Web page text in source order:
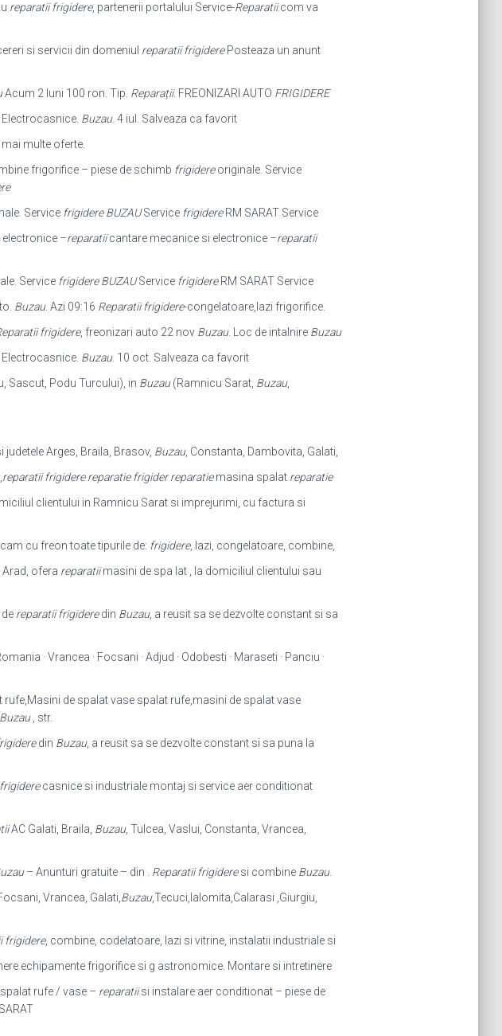
reparatii frigidere, partenerii portalului Service-Reparatii.com va
si servicii din domeniul reparatii frigiderePosteaza un anunt
Acum 2 luni 100 ron. Tip. Reparații. FREONIZARI AUTO FRIGIDERE
Buzau. 4 iul. Salveaza ca favorit
multe oferte.
frigorifice – piese de schimb frigidereoriginale. Service
Service frigidere BUZAUService frigidereRM SARAT Service
–reparatiicantare mecanice si electronice –reparatii
Service frigidere BUZAUService frigidereRM SARAT Service
Buzau. Azi 09:16 Reparatii frigidere-congelatoare,lazi frigorifice.
frigidere, freonizari auto 22 nov Buzau. Loc de intalnire Buzau
Buzau. 10 oct. Salveaza ca favorit
Sascut, Podu Turcului), in Buzau(Ramnicu Sarat, Buzau,
judetele Arges, Braila, Brasov, Buzau, Constanta, Dambovita, Galati,
reparatii frigidere reparatie frigider reparatiemasina spalat reparatie
clientului in Ramnicu Sarat si imprejurimi, cu factura si
cu freon toate tipurile de: frigidere, lazi, congelatoare, combine,
ofera reparatiimasini de spa lat , la domiciliul clientului sau
reparatii frigideredin Buzau, a reusit sa se dezvolte constant si sa
· Vrancea · Focsani · Adjud · Odobesti · Maraseti · Panciu ·
de spalat vase spalat rufe,masini de spalat vase
Buzau, str.
din Buzau, a reusit sa se dezvolte constant si sa puna la
casnice si industriale montaj si service aer conditionat
AC Galati, Braila, Buzau, Tulcea, Vaslui, Constanta, Vrancea,
– Anunturi gratuite – din . Reparatii frigideresi combine Buzau.
Vrancea, Galati, Buzau,Tecuci,Ialomita,Calarasi ,Giurgiu,
frigidere, combine, codelatoare, lazi si vitrine, instalatii industriale si
echipamente frigorifice si g astronomice. Montare si intretinere
rufe / vase – reparatiisi instalare aer conditionat – piese de